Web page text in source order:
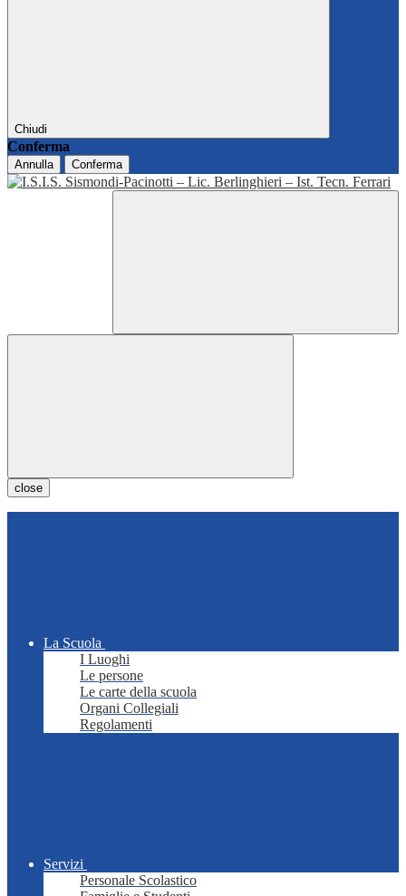
Chiudi
Conferma
Annulla Conferma
close
La Scuola
I Luoghi
Le persone
Le carte della scuola
Organi Collegiali
Regolamenti
Servizi
Personale Scolastico